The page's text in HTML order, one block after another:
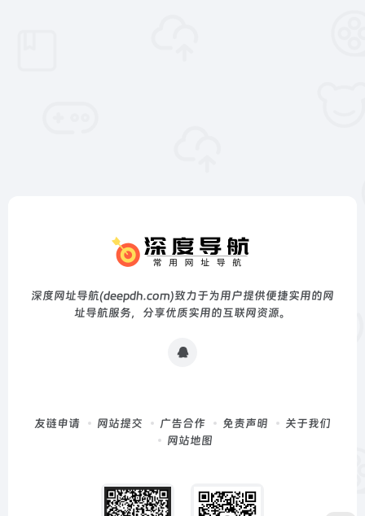
深度网址导航(deepdh.com)致力于为用户提供便捷实用的网
址导航服务，分享优质实用的互联网资源。
友链申请 网站提交 广告合作 免责声明
关于我们
网站地图